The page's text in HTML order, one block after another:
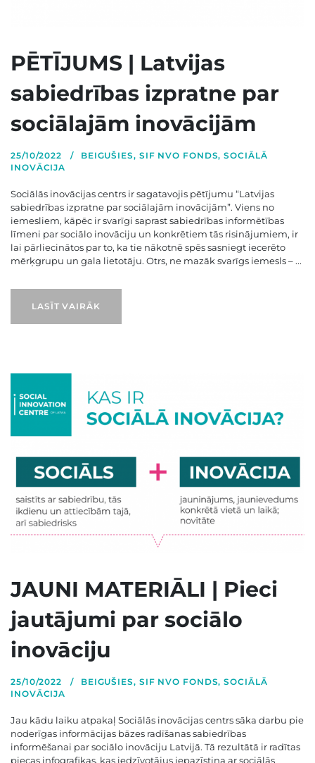
PĒTĪJUMS | Latvijas
sabiedrības izpratne par
sociālajām inovācijām
25/10/2022 BEIGUŠIES, SIF NVO FONDS,SOCIĀLĀ
INOVĀCIJA
Sociālās inovācijas centrs ir sagatavojis pētījumu “Latvijas
sabiedrības izpratne par sociālajām inovācijām”. Viens no
iemesliem, kāpēc ir svarīgi saprast sabiedrības informētības
līmeni par sociālo inovāciju un konkrētiem tās risinājumiem, ir
lai pārliecinātos par to, ka tie nākotnē spēs sasniegt iecerēto
mērķgrupu un gala lietotāju. Otrs, ne mazāk svarīgs iemesls – ...
LASĪT VAIRĀK
JAUNI MATERIĀLI | Pieci
jautājumi par sociālo
inovāciju
25/10/2022 BEIGUŠIES, SIF NVO FONDS,SOCIĀLĀ
INOVĀCIJA
Jau kādu laiku atpakaļ Sociālās inovācijas centrs sāka darbu pie
noderīgas informācijas bāzes radīšanas sabiedrības
informēšanai par sociālo inovāciju Latvijā. Tā rezultātā ir radītas
piecas infografikas, kas iedzīvotājus iepazīstina ar sociālās